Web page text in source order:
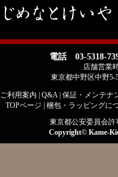
電話 03-5318-
店舗営業
東京都中野区中野
ご利用案内 Q&A| 保証・メンテナ
TOPページ
梱包・ラッピングに
東京都公安委員会許
Copyright© Kame-